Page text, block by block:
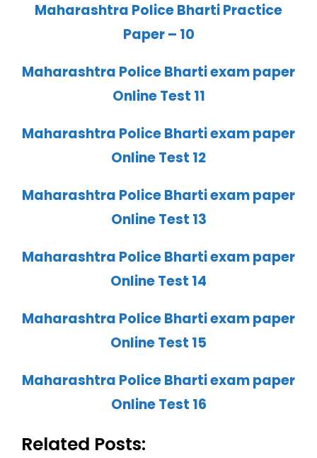
Maharashtra Police Bharti Practice
Paper – 10
Maharashtra Police Bharti exam paper
Online Test 11
Maharashtra Police Bharti exam paper
Online Test 12
Maharashtra Police Bharti exam paper
Online Test 13
Maharashtra Police Bharti exam paper
Online Test 14
Maharashtra Police Bharti exam paper
Online Test 15
Maharashtra Police Bharti exam paper
Online Test 16
Related Posts: